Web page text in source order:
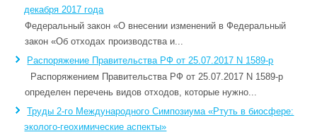
декабря 2017 года
Федеральный закон «О внесении изменений в Федеральный
закон «Об отходах производства и...
Распоряжение Правительства РФ от 25.07.2017 N 1589-р
Распоряжением Правительства РФ от 25.07.2017 N 1589-р
определен перечень видов отходов, которые нужно...
Труды 2-го Международного Симпозиума «Ртуть в биосфере:
эколого-геохимические аспекты»